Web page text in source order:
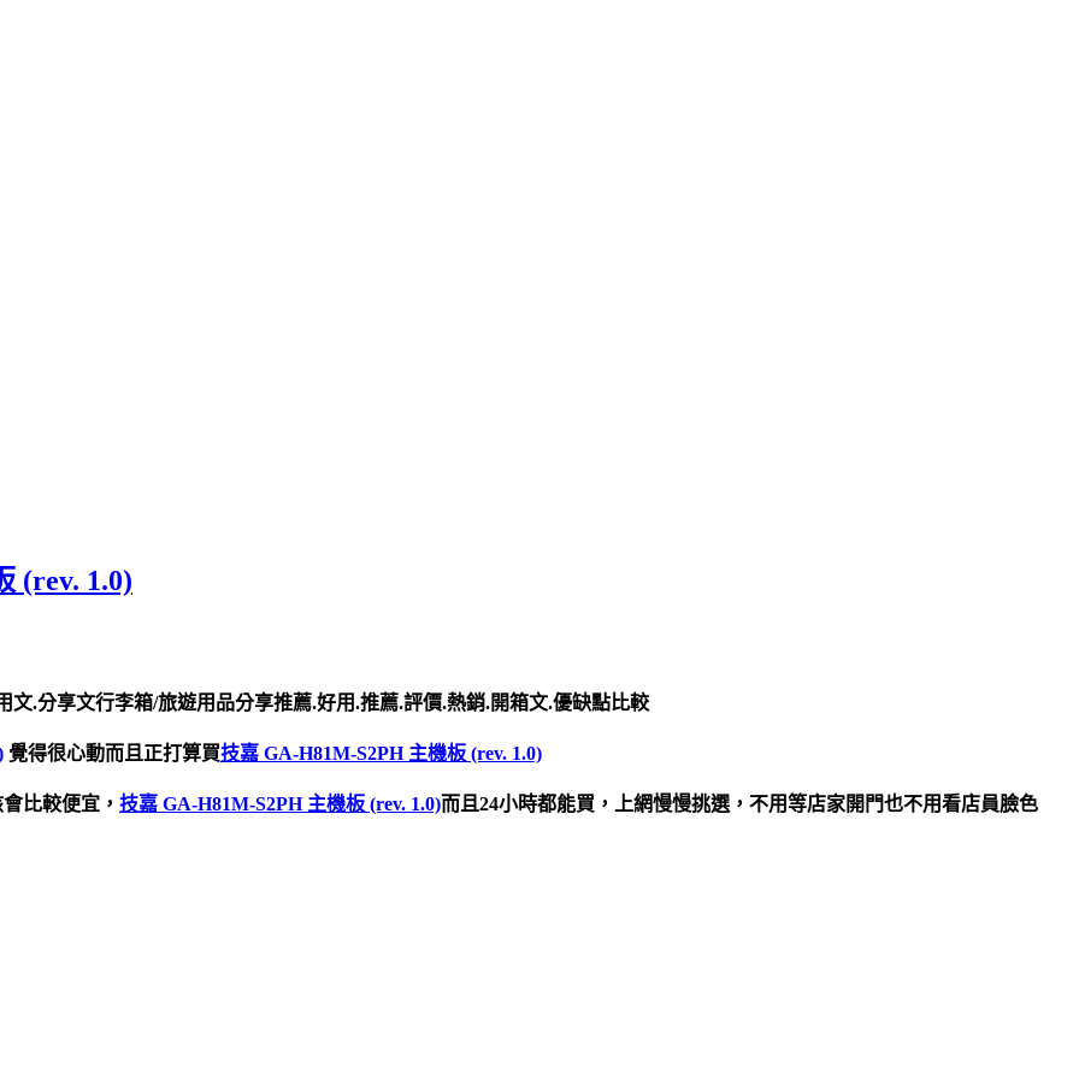
(rev. 1.0)
文.分享文行李箱/旅遊用品分享推薦.好用.推薦.評價.熱銷.開箱文.優缺點比較
覺得很心動而且正打算買技嘉 GA-H81M-S2PH 主機板 (rev. 1.0)
比較便宜， 技嘉 GA-H81M-S2PH 主機板 (rev. 1.0)而且24小時都能買，上網慢慢挑選，不用等店家開門也不用看店員臉色